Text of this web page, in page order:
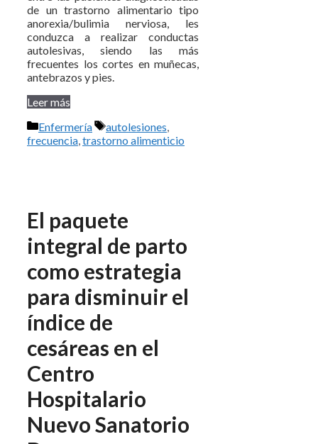
de un trastorno alimentario tipo
anorexia/bulimia nerviosa, les
conduzca a realizar conductas
autolesivas, siendo las más
frecuentes los cortes en muñecas,
antebrazos y pies.
Leer más
Categorías
Enfermería Etiquetas
autolesiones,
frecuencia,trastorno alimenticio
El paquete
integral de parto
como estrategia
para disminuir el
índice de
cesáreas en el
Centro
Hospitalario
Nuevo Sanatorio